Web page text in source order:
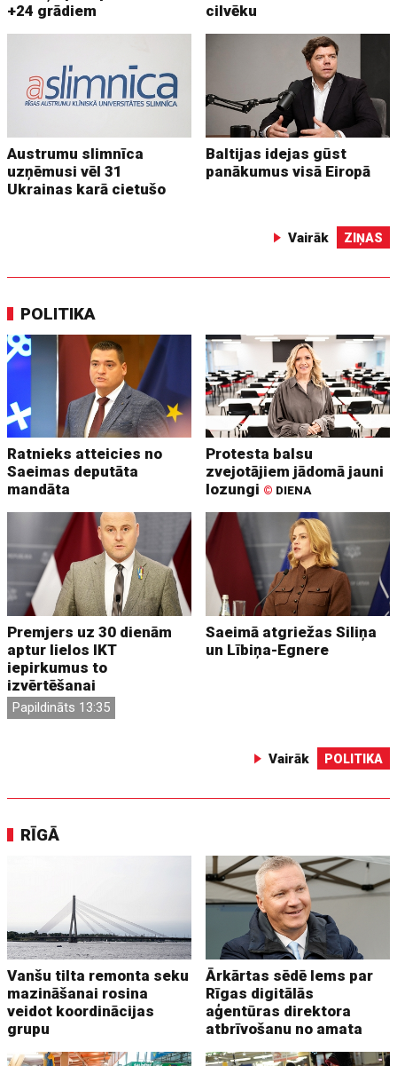
+24 grādiem
cilvēku
Austrumu slimnīca
uzņēmusi vēl 31
Ukrainas karā cietušo
Baltijas idejas gūst
panākumus visā Eiropā
Vairāk ZIŅAS
POLITIKA
Ratnieks atteicies no
Saeimas deputāta
mandāta
Protesta balsu
zvejotājiem jādomā jauni
lozungi © DIENA
Premjers uz 30 dienām
aptur lielos IKT
iepirkumus to
izvērtēšanai
Papildināts 13:35
Saeimā atgriežas Siliņa
un Lībiņa-Egnere
Vairāk POLITIKA
RĪGĀ
Vanšu tilta remonta seku
mazināšanai rosina
veidot koordinācijas
grupu
Ārkārtas sēdē lems par
Rīgas digitālās
aģentūras direktora
atbrīvošanu no amata